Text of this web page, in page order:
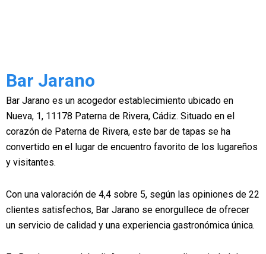
Bar Jarano
Bar Jarano es un acogedor establecimiento ubicado en
Nueva, 1, 11178 Paterna de Rivera, Cádiz. Situado en el
corazón de Paterna de Rivera, este bar de tapas se ha
convertido en el lugar de encuentro favorito de los lugareños
y visitantes.
Con una valoración de 4,4 sobre 5, según las opiniones de 22
clientes satisfechos, Bar Jarano se enorgullece de ofrecer
un servicio de calidad y una experiencia gastronómica única.